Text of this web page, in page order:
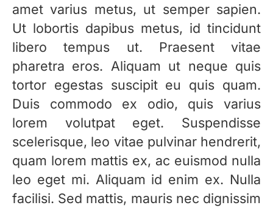
amet varius metus, ut semper sapien.
Ut lobortis dapibus metus, id tincidunt
libero tempus ut. Praesent vitae
pharetra eros. Aliquam ut neque quis
tortor egestas suscipit eu quis quam.
Duis commodo ex odio, quis varius
lorem volutpat eget. Suspendisse
scelerisque, leo vitae pulvinar hendrerit,
quam lorem mattis ex, ac euismod nulla
leo eget mi. Aliquam id enim ex. Nulla
facilisi. Sed mattis, mauris nec dignissim